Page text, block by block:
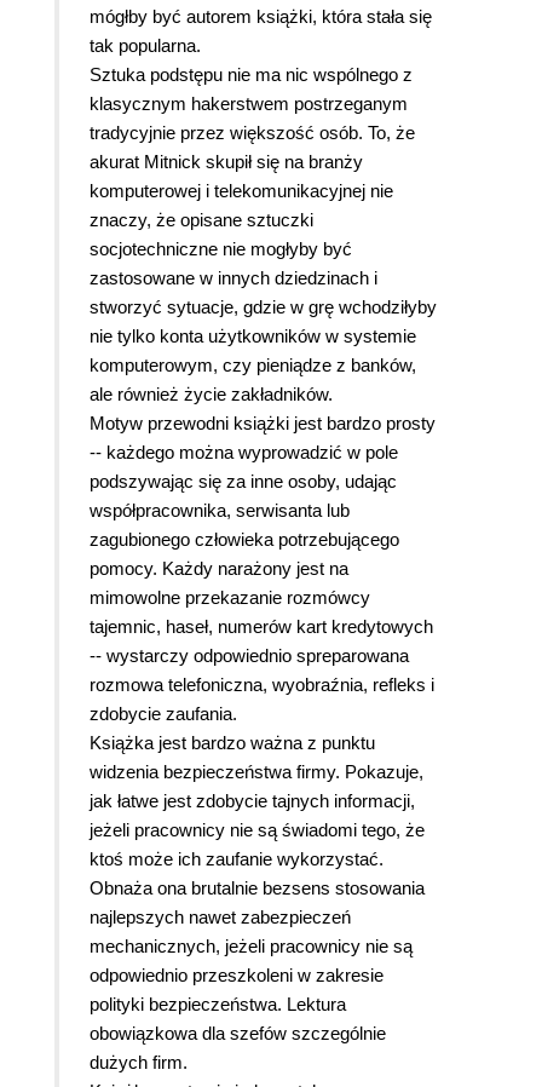
mógłby być autorem książki, która stała się
tak popularna.
Sztuka podstępu nie ma nic wspólnego z
klasycznym hakerstwem postrzeganym
tradycyjnie przez większość osób. To, że
akurat Mitnick skupił się na branży
komputerowej i telekomunikacyjnej nie
znaczy, że opisane sztuczki
socjotechniczne nie mogłyby być
zastosowane w innych dziedzinach i
stworzyć sytuacje, gdzie w grę wchodziłyby
nie tylko konta użytkowników w systemie
komputerowym, czy pieniądze z banków,
ale również życie zakładników.
Motyw przewodni książki jest bardzo prosty
-- każdego można wyprowadzić w pole
podszywając się za inne osoby, udając
współpracownika, serwisanta lub
zagubionego człowieka potrzebującego
pomocy. Każdy narażony jest na
mimowolne przekazanie rozmówcy
tajemnic, haseł, numerów kart kredytowych
-- wystarczy odpowiednio spreparowana
rozmowa telefoniczna, wyobraźnia, refleks i
zdobycie zaufania.
Książka jest bardzo ważna z punktu
widzenia bezpieczeństwa firmy. Pokazuje,
jak łatwe jest zdobycie tajnych informacji,
jeżeli pracownicy nie są świadomi tego, że
ktoś może ich zaufanie wykorzystać.
Obnaża ona brutalnie bezsens stosowania
najlepszych nawet zabezpieczeń
mechanicznych, jeżeli pracownicy nie są
odpowiednio przeszkoleni w zakresie
polityki bezpieczeństwa. Lektura
obowiązkowa dla szefów szczególnie
dużych firm.